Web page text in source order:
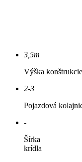
3,5m
Výška konštrukcie
2-3
Pojazdová
-
Šírka
krídla